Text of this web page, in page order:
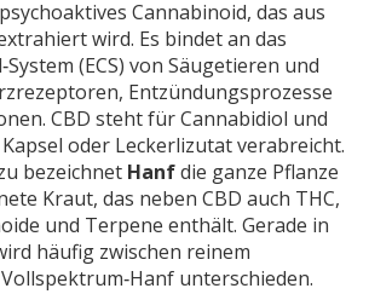
Cannabinoid, das aus
wird. Es bindet an das
(ECS) von Säugetieren und
Entzündungsprozesse
CBD steht für Cannabidiol und
oder Leckerlizutat verabreicht.
bezeichnet Hanfdie ganze Pflanze
Kraut, das neben CBD auch THC,
und Terpene enthält. Gerade in
häufig zwischen reinem
unterschieden.